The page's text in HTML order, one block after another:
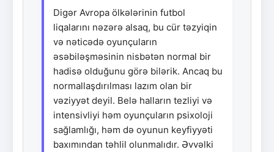
Digər Avropa ölkələrinin futbol
liqalarını nəzərə alsaq, bu cür təzyiqin
və nəticədə oyunçuların
əsəbiləşməsinin nisbətən normal bir
hadisə olduğunu görə bilərik. Ancaq bu
normallaşdırılması lazım olan bir
vəziyyət deyil. Belə halların tezliyi və
intensivliyi həm oyunçuların psixoloji
sağlamlığı, həm də oyunun keyfiyyəti
baxımından təhlil olunmalıdır. Əvvəlki